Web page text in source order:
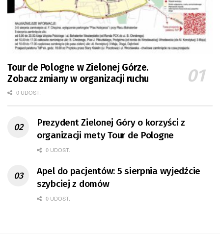
Tour de Pologne w Zielonej Górze.
Zobacz zmiany w organizacji ruchu
0 UDOST.
Prezydent Zielonej Góry o korzyści z
organizacji mety Tour de Pologne
0 UDOST.
Apel do pacjentów: 5 sierpnia wyjedźcie
szybciej z domów
0 UDOST.